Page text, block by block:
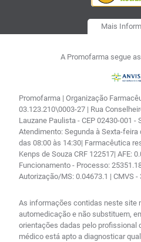
Mais
A Promofarma segue
Promofarma | Organização
03.123.210\0003-27 | Rua
Lauzane Paulista - CEP 02430-001 -
Atendimento: Segunda à Sexta-feira
das 08:00 às 14:30| Farmacêutica
Kenps de Souza CRF 122517| AFE:
Funcionamento - Processo:
Autorização/MS: 0.04673.1 | CMVS
As informações contidas neste site
automedicação e não substituem,
orientações dadas pelo profissional
médico está apto a diagnosticar